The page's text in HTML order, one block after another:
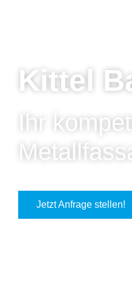
Kittel
Ihr
Jetzt Anfrage stellen!